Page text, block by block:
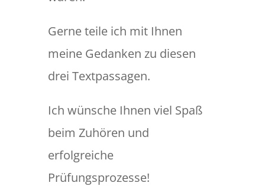
Gerne teile ich mit Ihnen
meine Gedanken zu diesen
drei Textpassagen.
Ich wünsche Ihnen viel Spaß
beim Zuhören und
erfolgreiche
Prüfungsprozesse!